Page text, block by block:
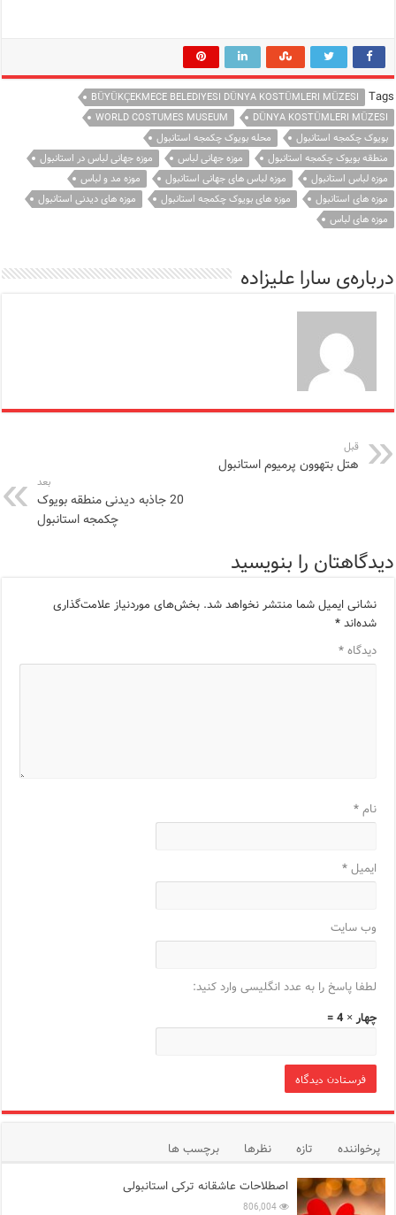
Tags
BÜYÜKÇEKMECE BELEDIYESI DÜNYA KOSTÜMLERI MÜZESI
DÜNYA KOSTÜMLERI MÜZESI
WORLD COSTUMES MUSEUM
بویوک چکمجه استانبول
محله بویوک چکمجه استانبول
منطقه بویوک چکمجه استانبول
موزه جهانی لباس
موزه جهانی لباس در استانبول
موزه لباس استانبول
موزه لباس های جهانی استانبول
موزه مد و لباس
موزه های استانبول
موزه های بویوک چکمجه استانبول
موزه های دیدنی استانبول
موزه های لباس
درباره‌ی سارا علیزاده
قبل
هتل بتهوون پرمیوم استانبول
بعد
20 جاذبه دیدنی منطقه بویوک
چکمجه استانبول
دیدگاهتان را بنویسید
نشانی ایمیل شما منتشر نخواهد شد. بخش‌های موردنیاز علامت‌گذاری
شده‌اند*
دیدگاه*
نام*
ایمیل*
وب‌ سایت
لطفا پاسخ را به عدد انگلیسی وارد کنید:
چهار × 4 =
پرخواننده تازه نظرها
برچسب ها
اصطلاحات عاشقانه ترکی استانبولی
806,004